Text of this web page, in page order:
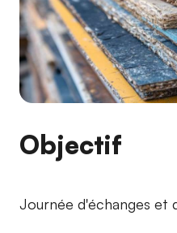
Objectif
Journée d'échanges et